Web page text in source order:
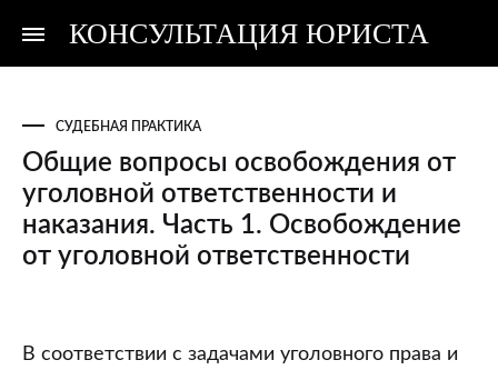
КОНСУЛЬТАЦИЯ ЮРИСТА
Консультация
Консультация
СУДЕБНАЯ ПРАКТИКА
Общие вопросы освобождения от
уголовной ответственности и
наказания. Часть 1. Освобождение
от уголовной ответственности
Общие
В соответствии с задачами уголовного права и